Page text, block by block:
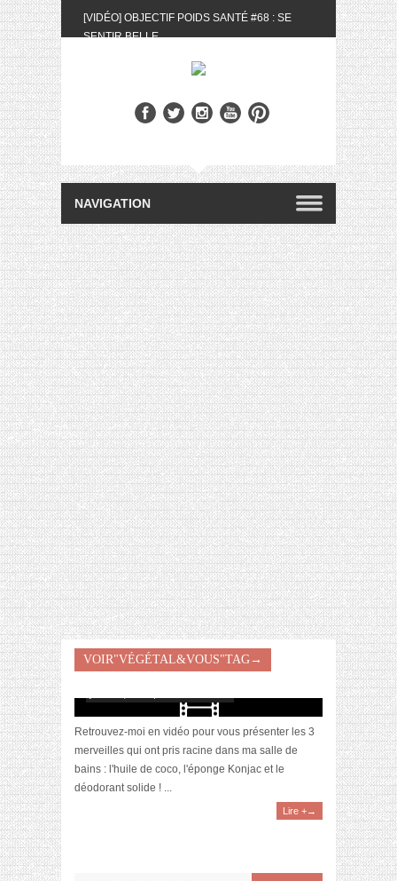
[VIDÉO] OBJECTIF POIDS SANTÉ #68 : SE
SENTIR BELLE
BIOTYFULL BOX DU MOIS DE MAI 2024 FEAT.
[VIDÉO] QUITOQUE #10 : MEAL PREP &
CONVIVIALITÉ
[VIDÉO] UNBOXING : LES MY LITTLE &
BIOTYFULL BOX DU MOIS D’AVRIL 2024
FEAT. AKILA
[VIDÉO] OBJECTIF POIDS SANTÉ #67 : L’AVIS
DES AUTRES, CE N’EST QUE LA VIE DES
AUTRES
[VIDÉO] UNBOXING : LES MY LITTLE &
BIOTYFULL BOX DES MOIS DE FÉVRIER ET
MARS 2024 FEAT. AKILA
[VIDÉO] LA SÉLECTION DU MOIS
#JANVIER2024
[VIDÉO] HELLOFRESH #34 : IDÉES
RECETTES RISOTTO
VOIR"VÉGÉTAL&VOUS"TAG→
[Vidéo] Mini haul bio chez Végétal&Vous
Retrouvez-moi en vidéo pour vous présenter les 3
merveilles qui ont pris racine dans ma salle de
bains : l'huile de coco, l'éponge Konjac et le
déodorant solide ! ...
Lire +→